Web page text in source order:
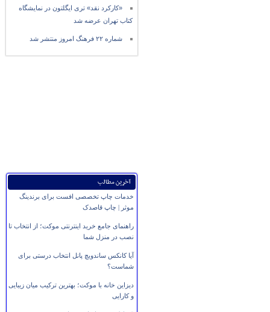
«کارکرد نقد» تری ایگلتون در نمایشگاه
کتاب تهران عرضه شد
شماره ۲۲ فرهنگ امروز منتشر شد
آخرین مطالب
خدمات چاپ تخصصی افست برای برندینگ
موثر | چاپ قاصدک
راهنمای جامع خرید اینترنتی موکت؛ از انتخاب تا
نصب در منزل شما
آیا کانکس ساندویچ پانل انتخاب درستی برای
شماست؟
دیزاین خانه با موکت؛ بهترین ترکیب میان زیبایی
و کارایی